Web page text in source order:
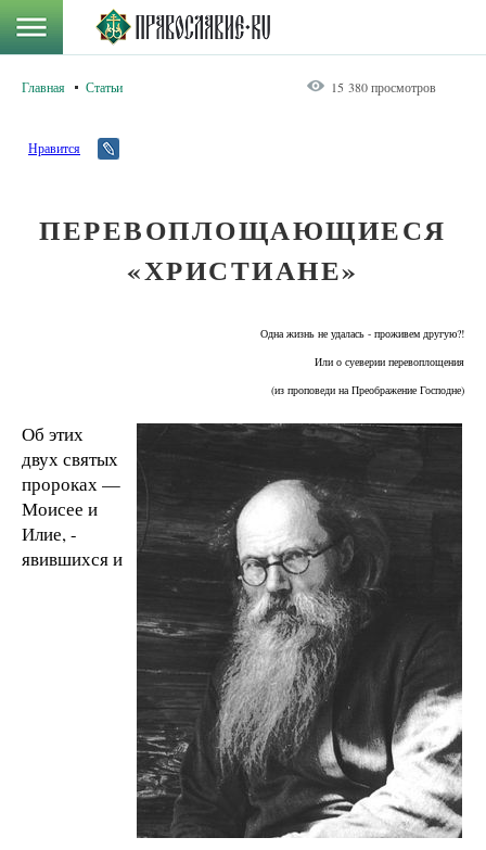
Главная Статьи 15 380 просмотров
Нравится
ПЕРЕВОПЛОЩАЮЩИЕСЯ
«ХРИСТИАНЕ»
Одна жизнь не удалась - проживем другую?!
Или о суеверии перевоплощения
(из проповеди на Преображение Господне)
Об этих
двух святых
пророках —
Моисее и
Илие, -
явившихся и